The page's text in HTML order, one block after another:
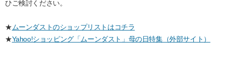
ひご検討ください。
★ムーンダストのショップリストはコチラ
★Yahoo!ショッピング「ムーンダスト」母の日特集（外部サイト）